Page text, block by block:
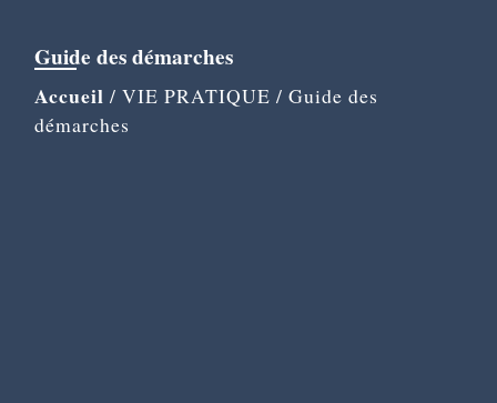
Guide des démarches
Accueil / VIE PRATIQUE / Guide des
démarches